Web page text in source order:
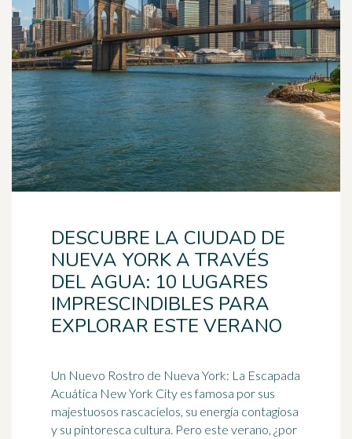
DESCUBRE LA CIUDAD DE
NUEVA YORK A TRAVÉS
DEL AGUA: 10 LUGARES
IMPRESCINDIBLES PARA
EXPLORAR ESTE VERANO
Un Nuevo Rostro de Nueva York: La Escapada
Acuática New York City es famosa por sus
majestuosos rascacielos, su energía contagiosa
y su pintoresca cultura. Pero este verano, ¿por